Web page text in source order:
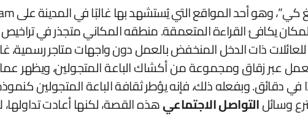
يكافئ القراءة المتعمقة. منطقه المكاني متجذر في
ذات الدخل المنخفض بالعمل دون واجهات متاجر رسمية،
عبر زقاق ومجموعة من أكشاك الباعة المتجولين، ويظهر
دقائق. وبفعله ذلك، فإنه يؤطر ثقافة الباعة المتجولين
وسائلالتواصل الاجتماعيهذه القصة، لكنها أعادت